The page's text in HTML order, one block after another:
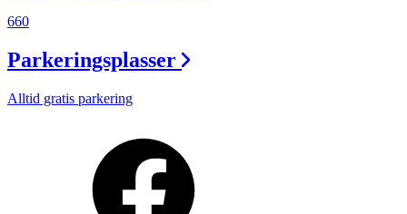
660
Parkeringsplasser
Alltid gratis parkering